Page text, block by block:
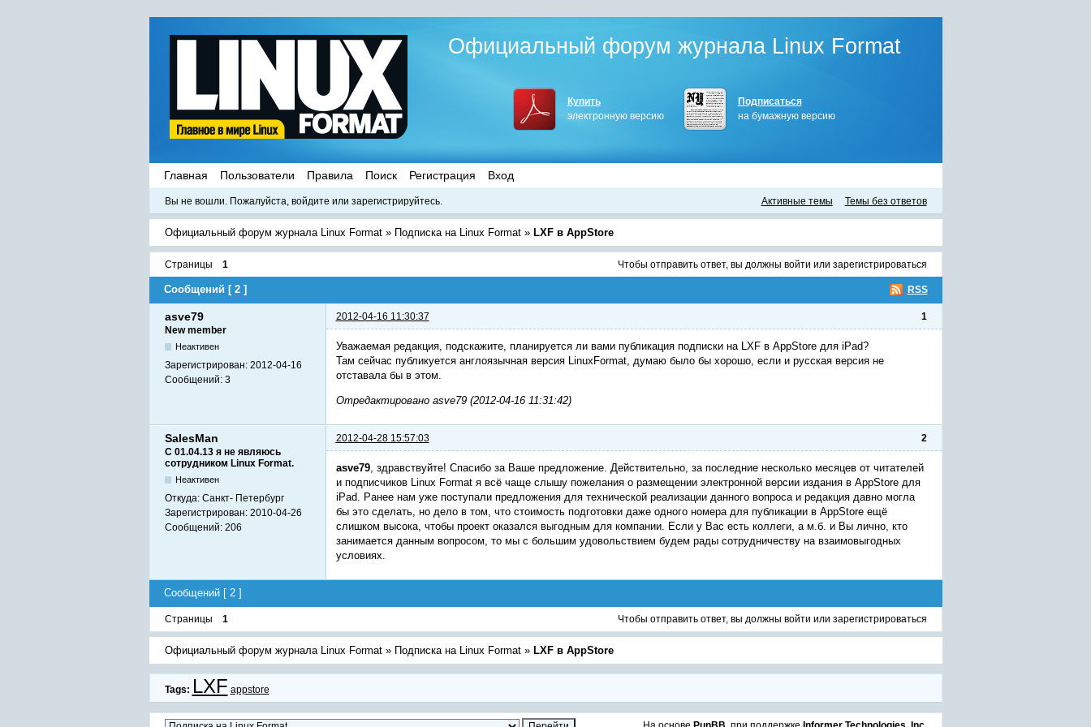
Официальный форум журнала Linux Format
Купить
электронную версию
Подписаться
на бумажную версию
Главная Пользователи Правила Поиск Регистрация Вход
Вы не вошли. Пожалуйста, войдите или зарегистрируйтесь. Активные темы Темы без ответов
Официальный форум журнала Linux Format » Подписка на Linux Format » LXF в AppStore
Страницы 1 Чтобы отправить ответ, вы должны войти или зарегистрироваться
RSS
Сообщений [ 2 ]
1
asve79
2012-04-16 11:30:37
New member
Неактивен
Зарегистрирован: 2012-04-16
Сообщений: 3
Уважаемая редакция, подскажите, планируется ли вами публикация подписки на LXF в AppStore для iPad?
Там сейчас публикуется англоязычная версия LinuxFormat, думаю было бы хорошо, если и русская версия не
отставала бы в этом.
Отредактировано asve79 (2012-04-16 11:31:42)
2
SalesMan
2012-04-28 15:57:03
С 01.04.13 я не являюсь
сотрудником Linux Format.
Неактивен
Откуда: Санкт- Петербург
Зарегистрирован: 2010-04-26
Сообщений: 206
asve79, здравствуйте! Спасибо за Ваше предложение. Действительно, за последние несколько месяцев от читателей
и подписчиков Linux Format я всё чаще слышу пожелания о размещении электронной версии издания в AppStore для
iPad. Ранее нам уже поступали предложения для технической реализации данного вопроса и редакция давно могла
бы это сделать, но дело в том, что стоимость подготовки даже одного номера для публикации в AppStore ещё
слишком высока, чтобы проект оказался выгодным для компании. Если у Вас есть коллеги, а м.б. и Вы лично, кто
занимается данным вопросом, то мы с большим удовольствием будем рады сотрудничеству на взаимовыгодных
условиях.
Сообщений [ 2 ]
Страницы 1 Чтобы отправить ответ, вы должны войти или зарегистрироваться
Официальный форум журнала Linux Format » Подписка на Linux Format » LXF в AppStore
Tags: LXF appstore